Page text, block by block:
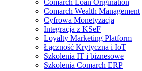
Comarch Loan Origination
Comarch Wealth Management
Cyfrowa Monetyzacja
Integracja z KSeF
Loyalty Marketing Platform
Łączność Krytyczna i IoT
Szkolenia IT i biznesowe
Szkolenia Comarch ERP